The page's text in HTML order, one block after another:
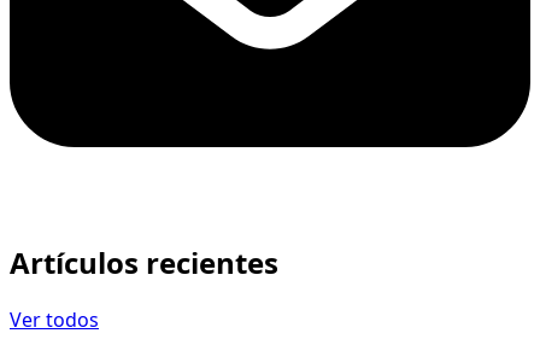
Artículos recientes
Ver todos